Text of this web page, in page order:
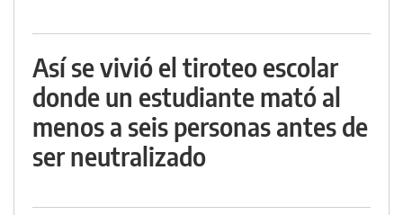
Así se vivió el tiroteo escolar
donde un estudiante mató al
menos a seis personas antes de
ser neutralizado